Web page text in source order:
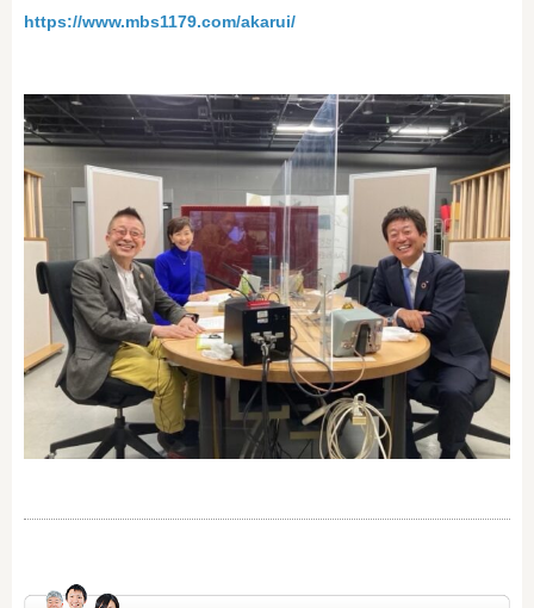
https://www.mbs1179.com/akarui/